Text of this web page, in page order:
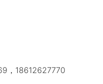
18612627770